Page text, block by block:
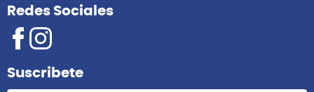
Redes Sociales
Suscribete